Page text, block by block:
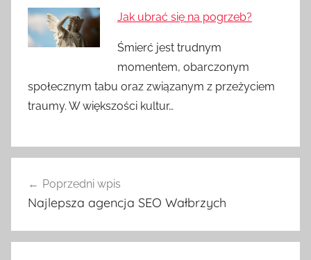
Jak ubrać się na pogrzeb?
Śmierć jest trudnym
momentem, obarczonym
społecznym tabu oraz związanym z przeżyciem
traumy. W większości kultur…
wpisu
Poprzedni wpis
Najlepsza agencja SEO Wałbrzych